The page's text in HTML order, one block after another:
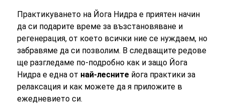
Практикуването на Йога Нидра е приятен начин
да си подарите време за възстановяване и
регенерация, от което всички ние се нуждаем, но
забравяме да си позволим. В следващите редове
ще разгледаме по-подробно как и защо Йога
Нидра е една от най-лесните йога практики за
релаксация и как можете да я приложите в
ежедневието си.